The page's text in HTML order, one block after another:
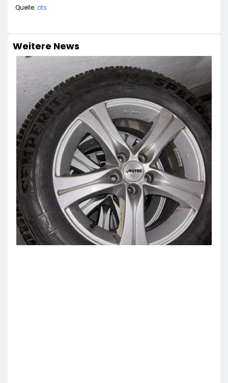
Quelle: ots
Weitere News